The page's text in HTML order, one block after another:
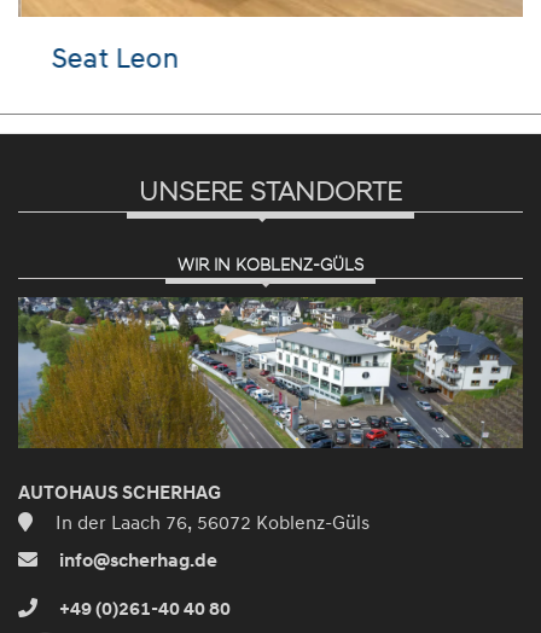
Seat Leon
UNSERE STANDORTE
WIR IN KOBLENZ-GÜLS
AUTOHAUS SCHERHAG
In der Laach 76, 56072 Koblenz-Güls
info@scherhag.de
+49 (0)261-40 40 80